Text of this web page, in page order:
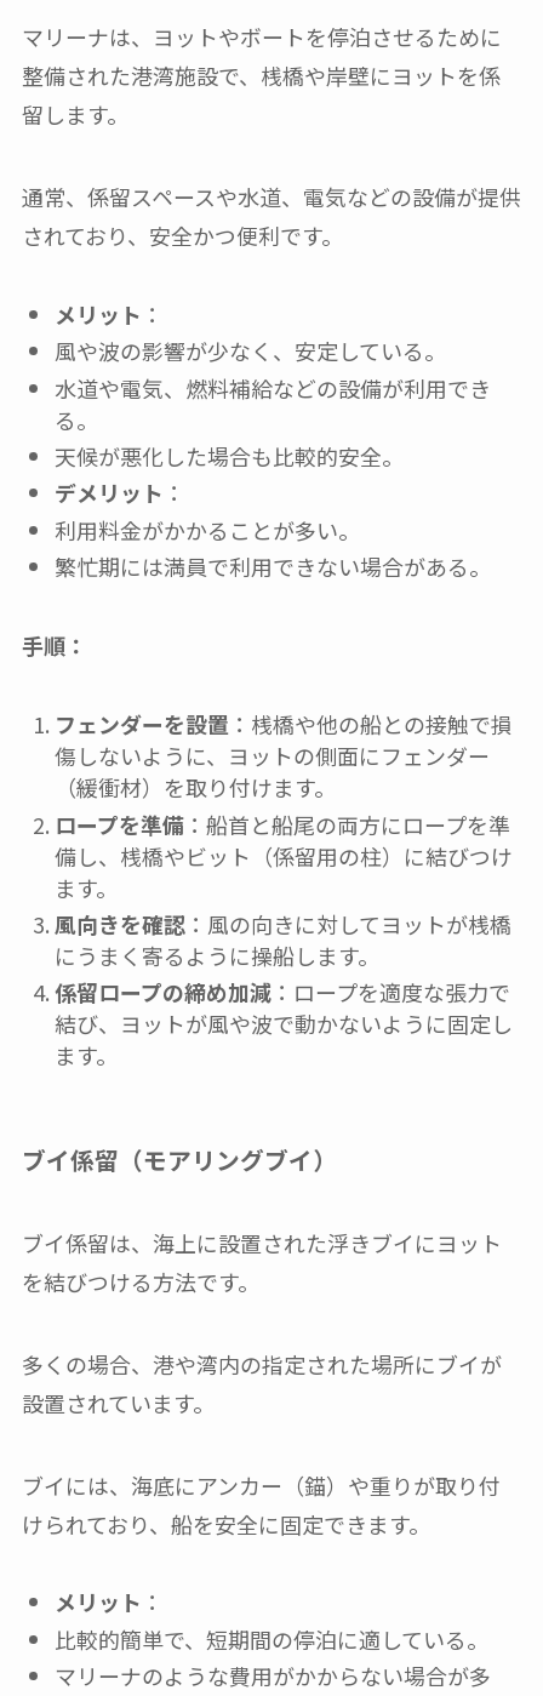
マリーナは、ヨットやボートを停泊させるために
整備された港湾施設で、桟橋や岸壁にヨットを係
留します。
通常、係留スペースや水道、電気などの設備が提供
されており、安全かつ便利です。
メリット ：
風や波の影響が少なく、安定している。
水道や電気、燃料補給などの設備が利用でき
る。
天候が悪化した場合も比較的安全。
デメリット ：
利用料金がかかることが多い。
繁忙期には満員で利用できない場合がある。
手順：
フェンダーを設置 ：桟橋や他の船との接触で損
傷しないように、ヨットの側面にフェンダー
（緩衝材）を取り付けます。
ロープを準備：船首と船尾の両方にロープを準
備し、桟橋やビット（係留用の柱）に結びつけ
ます。
風向きを確認：風の向きに対してヨットが桟橋
にうまく寄るように操船します。
係留ロープの締め加減：ロープを適度な張力で
結び、ヨットが風や波で動かないように固定し
ます。
ブイ係留（モアリングブイ）
ブイ係留は、海上に設置された浮きブイにヨット
を結びつける方法です。
多くの場合、港や湾内の指定された場所にブイが
設置されています。
ブイには、海底にアンカー（錨）や重りが取り付
けられており、船を安全に固定できます。
メリット ：
比較的簡単で、短期間の停泊に適している。
マリーナのような費用がかからない場合が多